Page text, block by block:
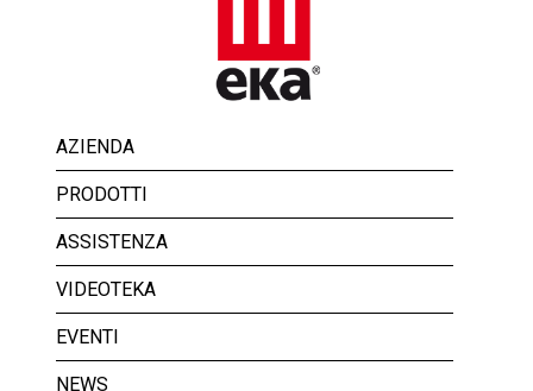
AZIENDA
PRODOTTI
ASSISTENZA
VIDEOTEKA
EVENTI
NEWS